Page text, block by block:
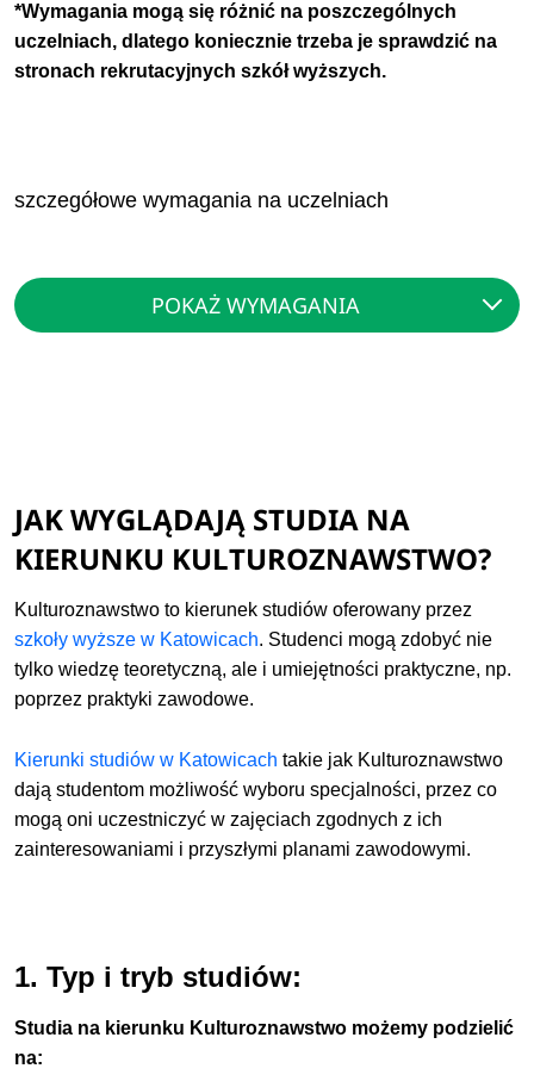
*Wymagania mogą się różnić na poszczególnych
uczelniach, dlatego koniecznie trzeba je sprawdzić na
stronach rekrutacyjnych szkół wyższych.
szczegółowe wymagania na uczelniach
POKAŻ WYMAGANIA
JAK WYGLĄDAJĄ STUDIA NA
KIERUNKU KULTUROZNAWSTWO?
Kulturoznawstwo to kierunek studiów oferowany przez
szkoły wyższe w Katowicach. Studenci mogą zdobyć nie
tylko wiedzę teoretyczną, ale i umiejętności praktyczne, np.
poprzez praktyki zawodowe.
Kierunki studiów w Katowicachtakie jak Kulturoznawstwo
dają studentom możliwość wyboru specjalności, przez co
mogą oni uczestniczyć w zajęciach zgodnych z ich
zainteresowaniami i przyszłymi planami zawodowymi.
1. Typ i tryb studiów:
Studia na kierunku Kulturoznawstwo możemy podzielić
na: